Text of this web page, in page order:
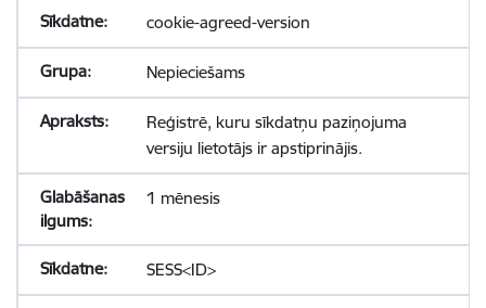
cookie-agreed-version
Nepieciešams
Reģistrē, kuru sīkdatņu paziņojuma
versiju lietotājs ir apstiprinājis.
1 mēnesis
SESS<ID>